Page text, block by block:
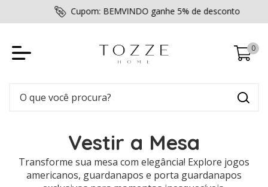
Cupom: BEMVINDO ganhe 5% de desconto
0
Vestir a Mesa
Transforme sua mesa com elegância! Explore jogos
americanos, guardanapos e porta guardanapos